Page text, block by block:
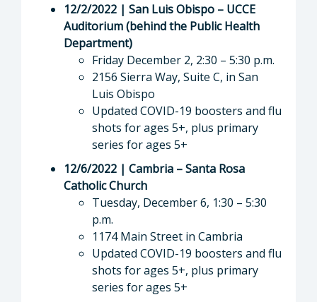
12/2/2022 | San Luis Obispo – UCCE
Auditorium (behind the Public Health
Department)
Friday December 2, 2:30 – 5:30 p.m.
2156 Sierra Way, Suite C, in San
Luis Obispo
Updated COVID-19 boosters and flu
shots for ages 5+, plus primary
series for ages 5+
12/6/2022 | Cambria – Santa Rosa
Catholic Church
Tuesday, December 6, 1:30 – 5:30
p.m.
1174 Main Street in Cambria
Updated COVID-19 boosters and flu
shots for ages 5+, plus primary
series for ages 5+